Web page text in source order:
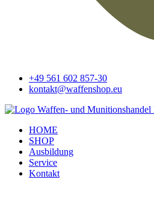
+49 561 602 857-30
kontakt@waffenshop.eu
HOME
SHOP
Ausbildung
Service
Kontakt